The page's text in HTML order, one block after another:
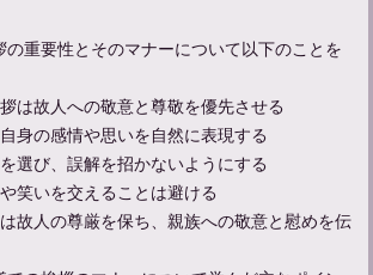
重要性とそのマナーについて以下のことを
は故人への敬意と尊敬を優先させる
身の感情や思いを自然に表現する
選び、誤解を招かないようにする
笑いを交えることは避ける
故人の尊厳を保ち、親族への敬意と慰めを伝